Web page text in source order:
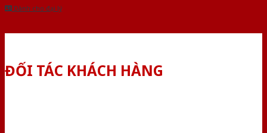
Dành cho đại lý
ĐỐI TÁC KHÁCH HÀNG